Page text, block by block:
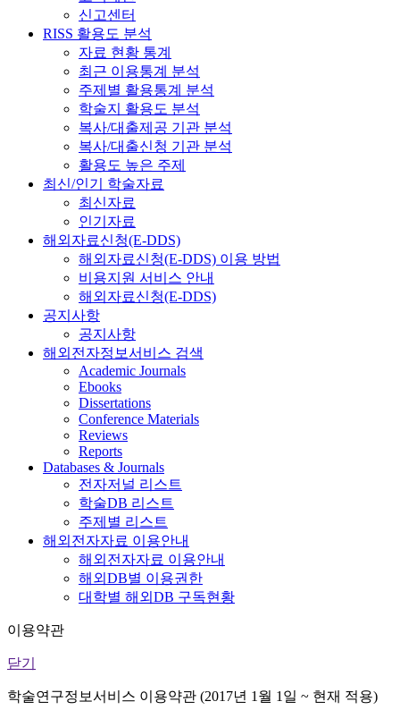
신고센터
RISS 활용도 분석
자료 현황 통계
최근 이용통계 분석
주제별 활용통계 분석
학술지 활용도 분석
복사/대출제공 기관 분석
복사/대출신청 기관 분석
활용도 높은 주제
최신/인기 학술자료
최신자료
인기자료
해외자료신청(E-DDS)
해외자료신청(E-DDS) 이용 방법
비용지원 서비스 안내
해외자료신청(E-DDS)
공지사항
공지사항
해외전자정보서비스 검색
Academic Journals
Ebooks
Dissertations
Conference Materials
Reviews
Reports
Databases & Journals
전자저널 리스트
학술DB 리스트
주제별 리스트
해외전자자료 이용안내
해외전자자료 이용안내
해외DB별 이용권한
대학별 해외DB 구독현황
이용약관
닫기
학술연구정보서비스 이용약관 (2017년 1월 1일 ~ 현재 적용)